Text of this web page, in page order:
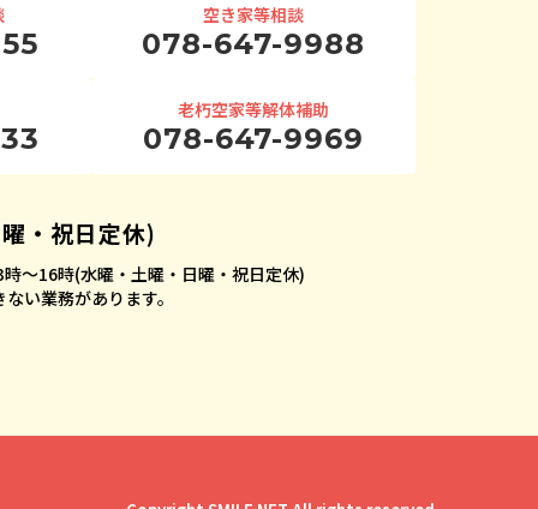
空き家等相談
078-647-9988
老朽空家等解体補助
078-647-9969
・祝日定休)
〜16時(水曜・土曜・日曜・祝日定休)
い業務があります。